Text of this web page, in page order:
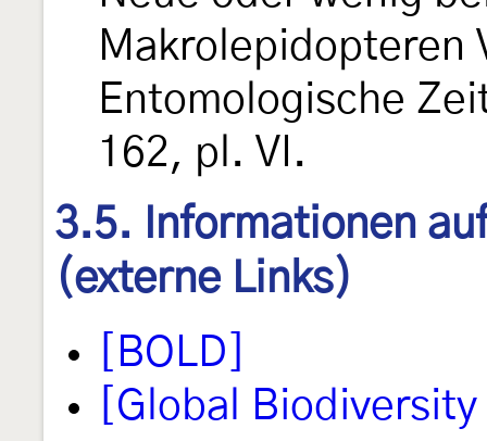
Makrolepidopteren
Entomologische
162, pl. VI.
3.5. Informationen
(externe Links)
[BOLD]
[Global